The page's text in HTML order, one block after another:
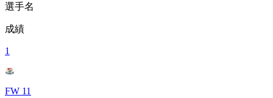
選手名
成績
1
FW 11